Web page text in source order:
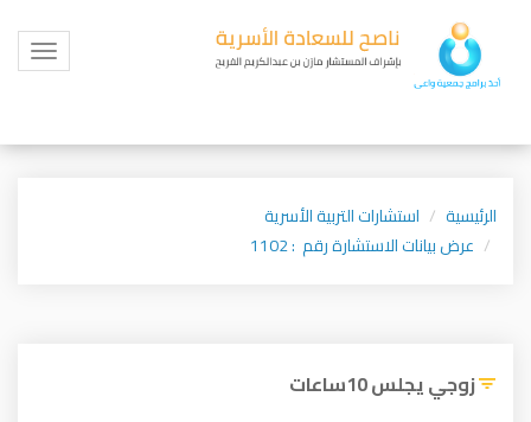
Toggle
الرئيسية
استشارات التربية الأسرية
عرض بيانات الاستشارة رقم : 1102
زوجي يجلس 10ساعات